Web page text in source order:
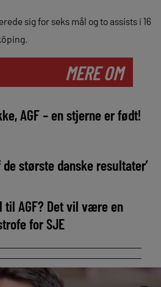
sig for seks mål og to assists i 16
MERE OM
AGF – en stjerne er født!
de største danske resultater’
til AGF? Det vil være en
for SJE